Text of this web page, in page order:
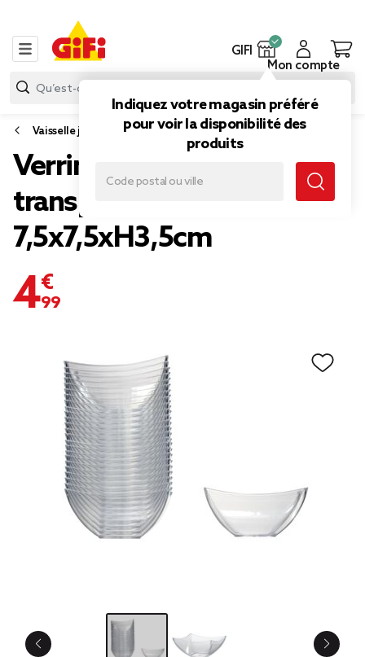
GIFI
Indiquez votre magasin préféré
pour voir la disponibilité des
produits
Mon compte
Vaisselle jetable et réutilisable
Verrine plastique x25
transparente réutilisable
7,5x7,5xH3,5cm
4,99 €